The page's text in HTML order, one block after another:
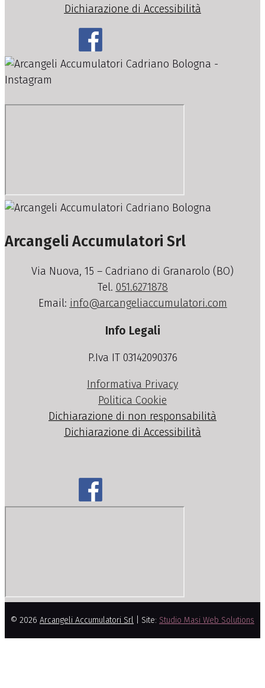
Dichiarazione di Accessibilità
Arcangeli Accumulatori Srl
Via Nuova, 15 – Cadriano di Granarolo (BO)
Tel. 051.6271878
Email: info@arcangeliaccumulatori.com
Info Legali
P.Iva IT 03142090376
Informativa Privacy
Politica Cookie
Dichiarazione di non responsabilità
Dichiarazione di Accessibilità
© 2026 Arcangeli Accumulatori Srl | Site: Studio Masi Web Solutions